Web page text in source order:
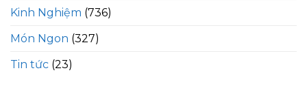
Kinh Nghiệm (736)
Món Ngon (327)
Tin tức (23)